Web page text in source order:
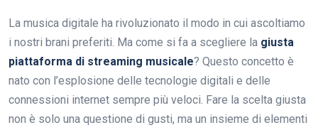
La musica digitale ha rivoluzionato il modo in cui ascoltiamo
i nostri brani preferiti. Ma come si fa a scegliere la giusta
piattaforma di streaming musicale? Questo concetto è
nato con l’esplosione delle tecnologie digitali e delle
connessioni internet sempre più veloci. Fare la scelta giusta
non è solo una questione di gusti, ma un insieme di elementi